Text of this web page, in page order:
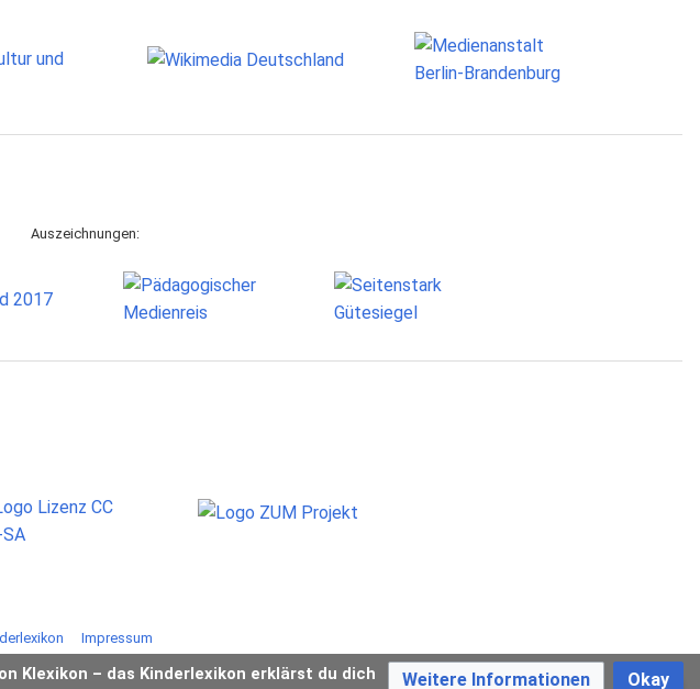
Klexikon – das Kinderlexikon erklärst du dich Weitere Informationen Okay
Auszeichnungen:
Impressum